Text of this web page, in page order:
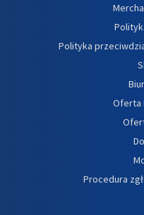
Polityka
Oferta
Procedura